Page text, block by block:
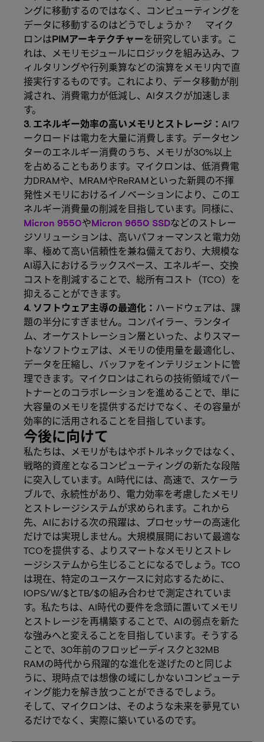
ングに移動するのではなく、コンピューティングを
データに移動するのはどうでしょうか？ マイク
ロンはPIMアーキテクチャーを研究しています。こ
れは、メモリモジュールにロジックを組み込み、フ
ィルタリングや行列乗算などの演算をメモリ内で直
接実行するものです。これにより、データ移動が削
減され、消費電力が低減し、AIタスクが加速しま
す。
3. エネルギー効率の高いメモリとストレージ： AIワ
ークロードは電力を大量に消費します。データセン
ターのエネルギー消費のうち、メモリが30%以上
を占めることもあります。マイクロンは、低消費電
力DRAMや、MRAMやReRAMといった新興の不揮
発性メモリにおけるイノベーションにより、このエ
ネルギー消費量の削減を目指しています。同様に、
Micron 9550やMicron 9650 SSDなどのストレー
ジソリューションは、高いパフォーマンスと電力効
率、極めて高い信頼性を兼ね備えており、大規模な
AI導入におけるラックスペース、エネルギー、交換
コストを削減することで、総所有コスト（TCO）を
抑えることができます。
4. ソフトウェア主導の最適化： ハードウェアは、課
題の半分にすぎません。コンパイラー、ランタイ
ム、オーケストレーション層といった、よりスマー
トなソフトウェアは、メモリの使用量を最適化し、
データを圧縮し、バッファをインテリジェントに管
理できます。マイクロンはこれらの技術領域でパー
トナーとのコラボレーションを進めることで、単に
大容量のメモリを提供するだけでなく、その容量が
効率的に活用されることを目指しています。
今後に向けて
私たちは、メモリがもはやボトルネックではなく、
戦略的資産となるコンピューティングの新たな段階
に突入しています。AI時代には、高速で、スケーラ
ブルで、永続性があり、電力効率を考慮したメモリ
とストレージシステムが求められます。これから
先、AIにおける次の飛躍は、プロセッサーの高速化
だけでは実現しません。大規模展開において最適な
TCOを提供する、よりスマートなメモリとストレ
ージシステムから生じることになるでしょう。TCO
は現在、特定のユースケースに対応するために、
IOPS/W/$とTB/$の組み合わせで測定されていま
す。私たちは、AI時代の要件を念頭に置いてメモリ
とストレージを再構築することで、AIの弱点を新た
な強みへと変えることを目指しています。そうする
ことで、30年前のフロッピーディスクと32MB
RAMの時代から飛躍的な進化を遂げたのと同じよ
うに、現時点では想像の域にしかないコンピューテ
ィング能力を解き放つことができるでしょう。
そして、マイクロンは、そのような未来を夢見てい
るだけでなく、実際に築いているのです。